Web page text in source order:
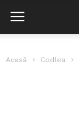
Acasă Codlea